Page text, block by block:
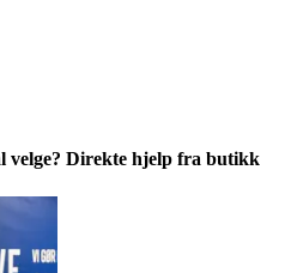
velge? Direkte hjelp fra butikk